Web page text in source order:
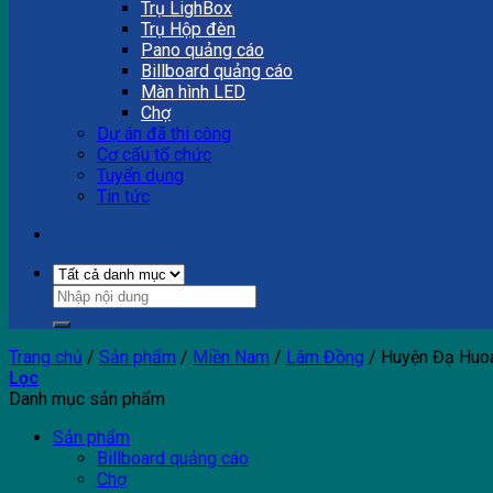
Trụ LighBox
Trụ Hộp đèn
Pano quảng cáo
Billboard quảng cáo
Màn hình LED
Chợ
Dự án đã thi công
Cơ cấu tổ chức
Tuyển dụng
Tin tức
Trang chủ / Sản phẩm / Miền Nam / Lâm Đồng / Huyện Đạ
Lọc
Danh mục sản phẩm
Sản phẩm
Billboard quảng cáo
Chợ